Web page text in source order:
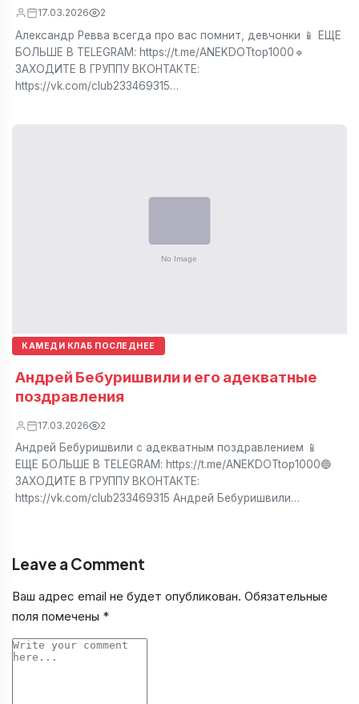
17.03.2026 2
Александр Ревва всегда про вас помнит, девчонки 📱 ЕЩЕ
БОЛЬШЕ В TELEGRAM: https://t.me/ANEKDOTtop1000🔹
ЗАХОДИТЕ В ГРУППУ ВКОНТАКТЕ:
https://vk.com/club233469315…
КАМЕДИ КЛАБ ПОСЛЕДНЕЕ
Андрей Бебуришвили и его адекватные
поздравления
17.03.2026 2
Андрей Бебуришвили с адекватным поздравлением 📱
ЕЩЕ БОЛЬШЕ В TELEGRAM: https://t.me/ANEKDOTtop1000🔵
ЗАХОДИТЕ В ГРУППУ ВКОНТАКТЕ:
https://vk.com/club233469315 Андрей Бебуришвили…
Leave a Comment
Ваш адрес email не будет опубликован. Обязательные
поля помечены *
Comment